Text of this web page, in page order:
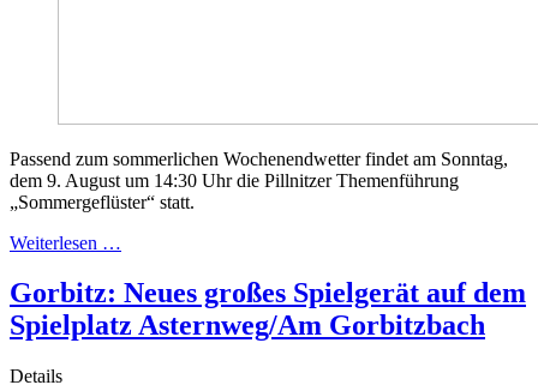
Passend zum sommerlichen Wochenendwetter findet am Sonntag,
dem 9. August um 14:30 Uhr die Pillnitzer Themenführung
„Sommergeflüster“ statt.
Weiterlesen …
Gorbitz: Neues großes Spielgerät auf dem
Spielplatz Asternweg/Am Gorbitzbach
Details